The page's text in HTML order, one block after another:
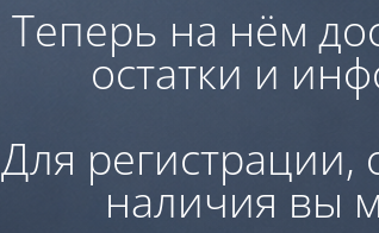
Теперь на нём
остатки и
Для регистрации,
наличия вы